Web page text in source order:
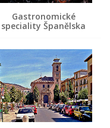
Gastronomické
speciality Španělska